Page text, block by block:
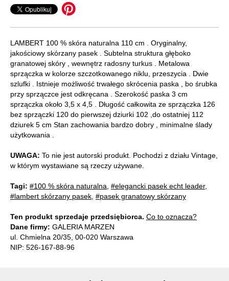
LAMBERT 100 % skóra naturalna 110 cm . Oryginalny,
jakościowy skórzany pasek . Subtelna struktura głęboko
granatowej skóry , wewnętrz radosny turkus . Metalowa
sprzączka w kolorze szczotkowanego niklu, przeszycia . Dwie
szlufki . Istnieje możliwość trwałego skrócenia paska , bo śrubka
przy sprzączce jest odkręcana . Szerokość paska 3 cm
sprzączka około 3,5 x 4,5 . Długość całkowita ze sprzączka 126
bez sprzączki 120 do pierwszej dziurki 102 ,do ostatniej 112
dziurek 5 cm Stan zachowania bardzo dobry , minimalne ślady
użytkowania .
UWAGA: To nie jest autorski produkt. Pochodzi z działu Vintage,
w którym wystawiane są rzeczy używane.
Tagi: #100 % skóra naturalna #elegancki pasek echt leader,
#lambert skórzany pasek #pasek granatowy skórzany
Ten produkt sprzedaje przedsiębiorca. Co to oznacza?
Dane firmy: GALERIA MARZEN
ul. Chmielna 20/35, 00-020 Warszawa
NIP: 526-167-88-96